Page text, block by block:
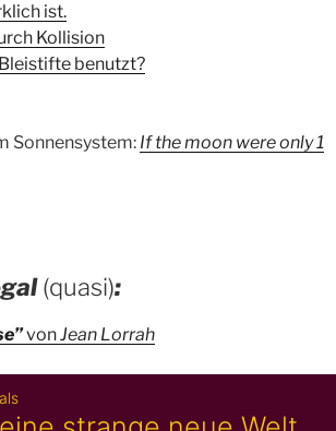
ist.
Kollision
benutzt?
Sonnensystem: If the moon were only 1
(quasi):
vonJean Lorrah